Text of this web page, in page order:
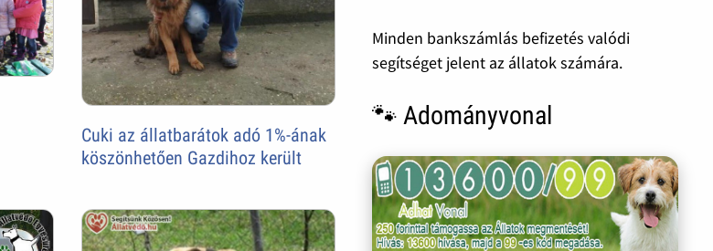
Cuki az állatbarátok adó 1%-ának
köszönhetően Gazdihoz került
Minden bankszámlás befizetés valódi
segítséget jelent az állatok számára.
🐾 Adományvonal